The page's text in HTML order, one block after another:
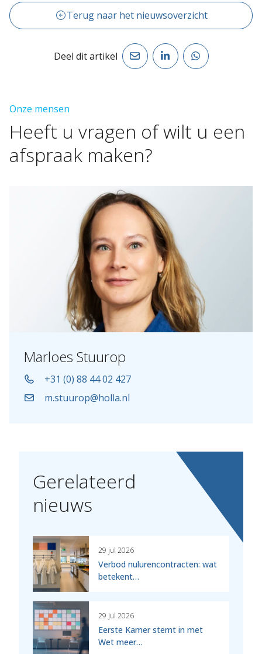
Terug naar het nieuwsoverzicht
Deel dit artikel
Onze mensen
Heeft u vragen ofwilt u een
afspraak maken?
Marloes Stuurop
+31 (0) 88 44 02 427
m.stuurop@holla.nl
Gerelateerd
nieuws
29 jul 2026
Verbod nulurencontracten: wat
betekent…
29 jul 2026
Eerste Kamer stemt in met
Wet meer…